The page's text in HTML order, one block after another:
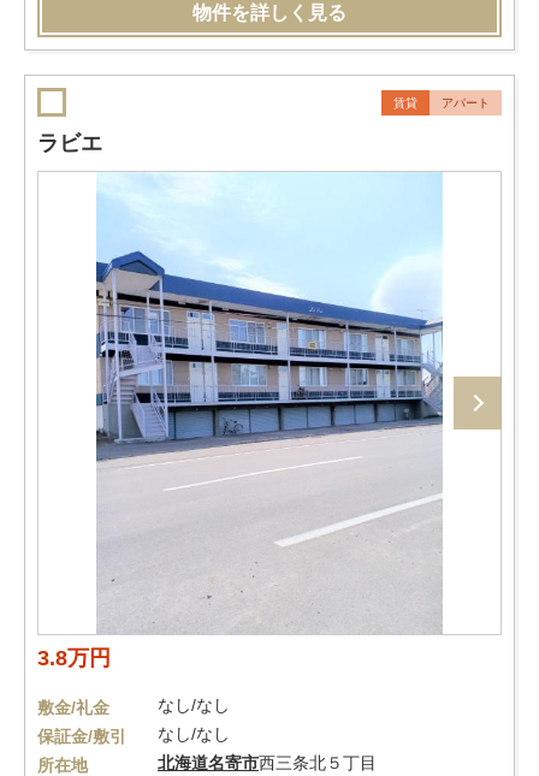
物件を詳しく見る
賃貸 アパート
ラビエ
3.8万円
敷金/礼金
なし/なし
保証金/敷引
なし/なし
所在地
北海道名寄市西三条北５丁目